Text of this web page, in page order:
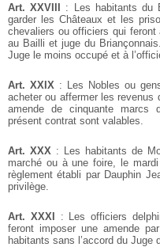
Art. XXVIII : Les habitants du
garder les Châteaux et les
chevaliers ou officiers qui feront
au Bailli et juge du
Juge le moins occupé et à
Art. XXIX : Les Nobles ou
acheter ou affermer les revenus
amende de cinquante marcs
présent contrat sont valables.
Art. XXX : Les habitants de
marché ou à une foire, le
règlement établi par Dauphin
privilège.
Art. XXXI : Les officiers
feront imposer une amende
habitants sans l’accord du Juge